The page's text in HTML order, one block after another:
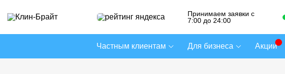
Принимаем заявки с
7:00 до 24:00
Частным клиентам Для бизнеса Акции